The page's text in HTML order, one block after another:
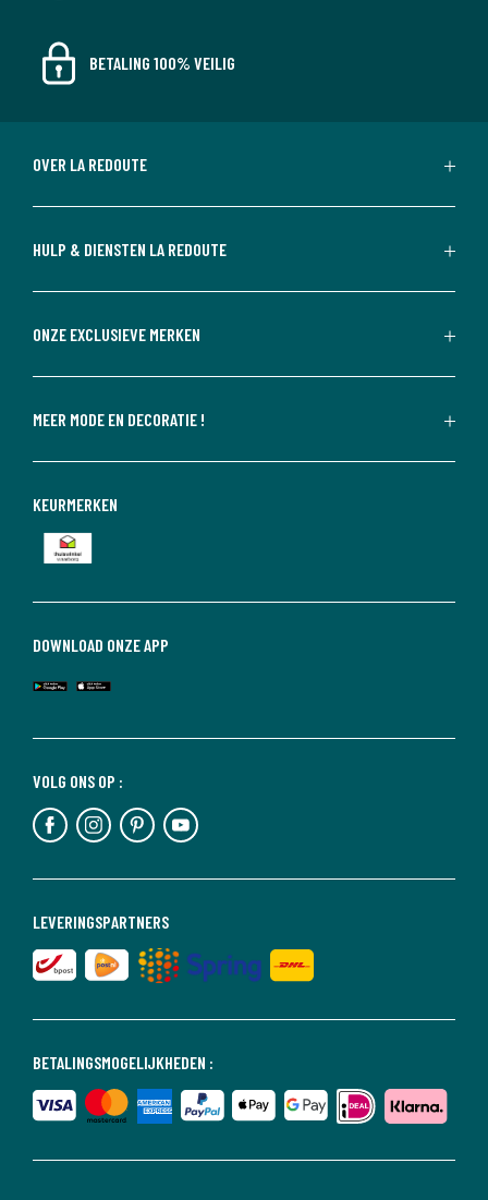
BETALING 100% VEILIG
OVER LA REDOUTE
HULP & DIENSTEN LA REDOUTE
ONZE EXCLUSIEVE MERKEN
MEER MODE EN DECORATIE !
BETALINGSMOGELIJKHEDEN :
LEVERINGSPARTNERS
VOLG ONS OP :
DOWNLOAD ONZE APP
KEURMERKEN